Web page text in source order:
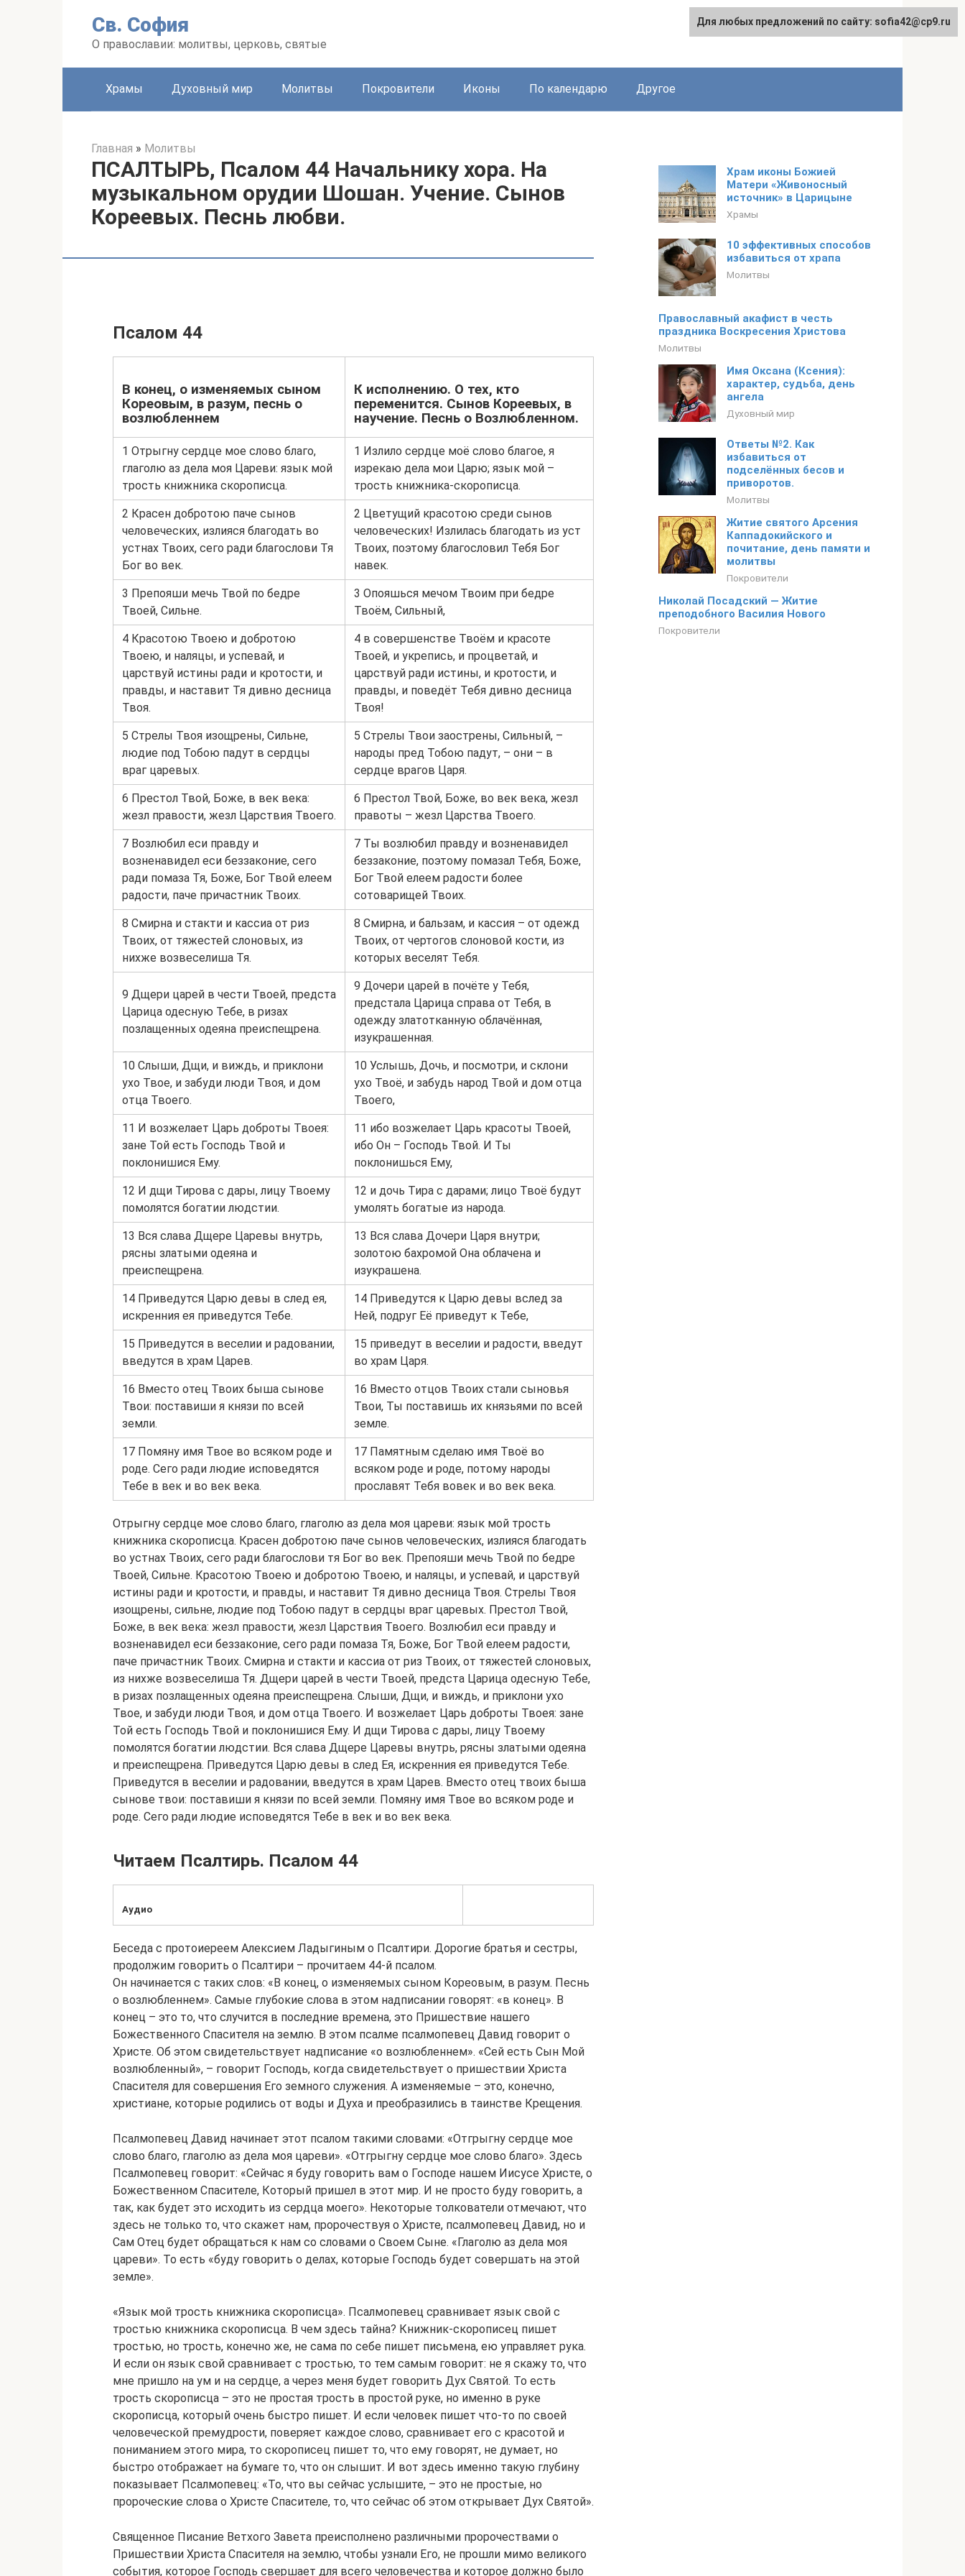
Св. София
О православии: молитвы, церковь, святые
Храмы Духовный мир Молитвы Покровители Иконы По календарю Другое
Главная » Молитвы
ПСАЛТЫРЬ, Псалом 44 Начальнику хора. На
музыкальном орудии Шошан. Учение. Сынов
Кореевых. Песнь любви.
Псалом 44
В конец, о изменяемых сыном
Кореовым, в разум, песнь о
возлюбленнем
К исполнению. О тех, кто
переменится. Сынов Кореевых, в
научение. Песнь о Возлюбленном.
1 Отрыгну сердце мое слово благо,
глаголю аз дела моя Цареви: язык мой
трость книжника скорописца.
1 Излило сердце моё слово благое, я
изрекаю дела мои Царю; язык мой –
трость книжника-скорописца.
2 Красен добротою паче сынов
человеческих, излияся благодать во
устнах Твоих, сего ради благослови Тя
Бог во век.
2 Цветущий красотою среди сынов
человеческих! Излилась благодать из уст
Твоих, поэтому благословил Тебя Бог
навек.
3 Препояши мечь Твой по бедре
Твоей, Сильне.
3 Опояшься мечом Твоим при бедре
Твоём, Сильный,
4 Красотою Твоею и добротою
Твоею, и наляцы, и успевай, и
царствуй истины ради и кротости, и
правды, и наставит Тя дивно десница
Твоя.
4 в совершенстве Твоём и красоте
Твоей, и укрепись, и процветай, и
царствуй ради истины, и кротости, и
правды, и поведёт Тебя дивно десница
Твоя!
5 Стрелы Твоя изощрены, Сильне,
людие под Тобою падут в сердцы
враг царевых.
5 Стрелы Твои заострены, Сильный, –
народы пред Тобою падут, – они – в
сердце врагов Царя.
6 Престол Твой, Боже, в век века:
жезл правости, жезл Царствия Твоего.
6 Престол Твой, Боже, во век века, жезл
правоты – жезл Царства Твоего.
7 Возлюбил еси правду и
возненавидел еси беззаконие, сего
ради помаза Тя, Боже, Бог Твой елеем
радости, паче причастник Твоих.
7 Ты возлюбил правду и возненавидел
беззаконие, поэтому помазал Тебя, Боже,
Бог Твой елеем радости более
сотоварищей Твоих.
8 Смирна и стакти и кассиа от риз
Твоих, от тяжестей слоновых, из
нихже возвеселиша Тя.
8 Смирна, и бальзам, и кассия – от одежд
Твоих, от чертогов слоновой кости, из
которых веселят Тебя.
9 Дщери царей в чести Твоей, предста
Царица одесную Тебе, в ризах
позлащенных одеяна преиспещрена.
9 Дочери царей в почёте у Тебя,
предстала Царица справа от Тебя, в
одежду златотканную облачённая,
изукрашенная.
10 Слыши, Дщи, и виждь, и приклони
ухо Твое, и забуди люди Твоя, и дом
отца Твоего.
10 Услышь, Дочь, и посмотри, и склони
ухо Твоё, и забудь народ Твой и дом отца
Твоего,
11 И возжелает Царь доброты Твоея:
зане Той есть Господь Твой и
поклонишися Ему.
11 ибо возжелает Царь красоты Твоей,
ибо Он – Господь Твой. И Ты
поклонишься Ему,
12 И дщи Тирова с дары, лицу Твоему
помолятся богатии людстии.
12 и дочь Тира с дарами; лицо Твоё будут
умолять богатые из народа.
13 Вся слава Дщере Царевы внутрь,
рясны златыми одеяна и
преиспещрена.
13 Вся слава Дочери Царя внутри;
золотою бахромой Она облачена и
изукрашена.
14 Приведутся Царю девы в след ея,
искренния ея приведутся Тебе.
14 Приведутся к Царю девы вслед за
Ней, подруг Её приведут к Тебе,
15 Приведутся в веселии и радовании,
введутся в храм Царев.
15 приведут в веселии и радости, введут
во храм Царя.
16 Вместо отец Твоих быша сынове
Твои: поставиши я князи по всей
земли.
16 Вместо отцов Твоих стали сыновья
Твои, Ты поставишь их князьями по всей
земле.
17 Помяну имя Твое во всяком роде и
роде. Сего ради людие исповедятся
Тебе в век и во век века.
17 Памятным сделаю имя Твоё во
всяком роде и роде, потому народы
прославят Тебя вовек и во век века.
Отрыгну сердце мое слово благо, глаголю аз дела моя цареви: язык мой трость
книжника скорописца. Красен добротою паче сынов человеческих, излияся благодать
во устнах Твоих, сего ради благослови тя Бог во век. Препояши мечь Твой по бедре
Твоей, Сильне. Красотою Твоею и добротою Твоею, и наляцы, и успевай, и царствуй
истины ради и кротости, и правды, и наставит Тя дивно десница Твоя. Стрелы Твоя
изощрены, сильне, людие под Тобою падут в сердцы враг царевых. Престол Твой,
Боже, в век века: жезл правости, жезл Царствия Твоего. Возлюбил еси правду и
возненавидел еси беззаконие, сего ради помаза Тя, Боже, Бог Твой елеем радости,
паче причастник Твоих. Смирна и стакти и кассиа от риз Твоих, от тяжестей слоновых,
из нихже возвеселиша Тя. Дщери царей в чести Твоей, предста Царица одесную Тебе,
в ризах позлащенных одеяна преиспещрена. Слыши, Дщи, и виждь, и приклони ухо
Твое, и забуди люди Твоя, и дом отца Твоего. И возжелает Царь доброты Твоея: зане
Той есть Господь Твой и поклонишися Ему. И дщи Тирова с дары, лицу Твоему
помолятся богатии людстии. Вся слава Дщере Царевы внутрь, рясны златыми одеяна
и преиспещрена. Приведутся Царю девы в след Ея, искренния ея приведутся Тебе.
Приведутся в веселии и радовании, введутся в храм Царев. Вместо отец твоих быша
сынове твои: поставиши я князи по всей земли. Помяну имя Твое во всяком роде и
роде. Сего ради людие исповедятся Тебе в век и во век века.
Читаем Псалтирь. Псалом 44
Аудио
Беседа с протоиереем Алексием Ладыгиным о Псалтири. Дорогие братья и сестры,
продолжим говорить о Псалтири – прочитаем 44-й псалом.
Он начинается с таких слов: «В конец, о изменяемых сыном Кореовым, в разум. Песнь
о возлюбленнем». Самые глубокие слова в этом надписании говорят: «в конец». В
конец – это то, что случится в последние времена, это Пришествие нашего
Божественного Спасителя на землю. В этом псалме псалмопевец Давид говорит о
Христе. Об этом свидетельствует надписание «о возлюбленнем». «Сей есть Сын Мой
возлюбленный», – говорит Господь, когда свидетельствует о пришествии Христа
Спасителя для совершения Его земного служения. А изменяемые – это, конечно,
христиане, которые родились от воды и Духа и преобразились в таинстве Крещения.
Псалмопевец Давид начинает этот псалом такими словами: «Отгрыгну сердце мое
слово благо, глаголю аз дела моя цареви». «Отгрыгну сердце мое слово благо». Здесь
Псалмопевец говорит: «Сейчас я буду говорить вам о Господе нашем Иисусе Христе, о
Божественном Спасителе, Который пришел в этот мир. И не просто буду говорить, а
так, как будет это исходить из сердца моего». Некоторые толкователи отмечают, что
здесь не только то, что скажет нам, пророчествуя о Христе, псалмопевец Давид, но и
Сам Отец будет обращаться к нам со словами о Своем Сыне. «Глаголю аз дела моя
цареви». То есть «буду говорить о делах, которые Господь будет совершать на этой
земле».
«Язык мой трость книжника скорописца». Псалмопевец сравнивает язык свой с
тростью книжника скорописца. В чем здесь тайна? Книжник-скорописец пишет
тростью, но трость, конечно же, не сама по себе пишет письмена, ею управляет рука.
И если он язык свой сравнивает с тростью, то тем самым говорит: не я скажу то, что
мне пришло на ум и на сердце, а через меня будет говорить Дух Святой. То есть
трость скорописца – это не простая трость в простой руке, но именно в руке
скорописца, который очень быстро пишет. И если человек пишет что-то по своей
человеческой премудрости, поверяет каждое слово, сравнивает его с красотой и
пониманием этого мира, то скорописец пишет то, что ему говорят, не думает, но
быстро отображает на бумаге то, что он слышит. И вот здесь именно такую глубину
показывает Псалмопевец: «То, что вы сейчас услышите, – это не простые, но
пророческие слова о Христе Спасителе, то, что сейчас об этом открывает Дух Святой».
Священное Писание Ветхого Завета преисполнено различными пророчествами о
Пришествии Христа Спасителя на землю, чтобы узнали Его, не прошли мимо великого
события, которое Господь свершает для всего человечества и которое должно было
Храм иконы Божией
Матери «Живоносный
источник» в Царицыне
Храмы
10 эффективных способов
избавиться от храпа
Молитвы
Православный акафист в честь
праздника Воскресения Христова
Молитвы
Имя Оксана (Ксения):
характер, судьба, день
ангела
Духовный мир
Ответы №2. Как
избавиться от
подселённых бесов и
приворотов.
Молитвы
Житие святого Арсения
Каппадокийского и
почитание, день памяти и
молитвы
Покровители
Николай Посадский — Житие
преподобного Василия Нового
Покровители
Для любых предложений по сайту: sofia42@cp9.ru